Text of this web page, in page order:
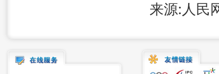
来源:人民